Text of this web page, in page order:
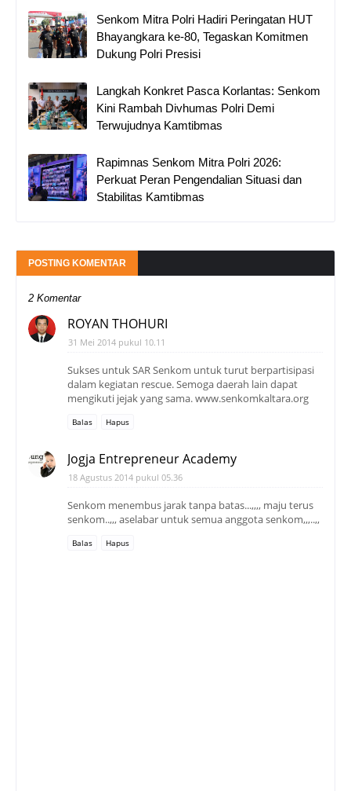
Senkom Mitra Polri Hadiri Peringatan HUT
Bhayangkara ke-80, Tegaskan Komitmen
Dukung Polri Presisi
Langkah Konkret Pasca Korlantas: Senkom
Kini Rambah Divhumas Polri Demi
Terwujudnya Kamtibmas
Rapimnas Senkom Mitra Polri 2026:
Perkuat Peran Pengendalian Situasi dan
Stabilitas Kamtibmas
POSTING KOMENTAR
2 Komentar
ROYAN THOHURI
31 Mei 2014 pukul 10.11
Sukses untuk SAR Senkom untuk turut berpartisipasi
dalam kegiatan rescue. Semoga daerah lain dapat
mengikuti jejak yang sama. www.senkomkaltara.org
Balas Hapus
Jogja Entrepreneur Academy
18 Agustus 2014 pukul 05.36
Senkom menembus jarak tanpa batas...,,,, maju terus
senkom..,,, aselabar untuk semua anggota senkom,,,..,,
Balas Hapus